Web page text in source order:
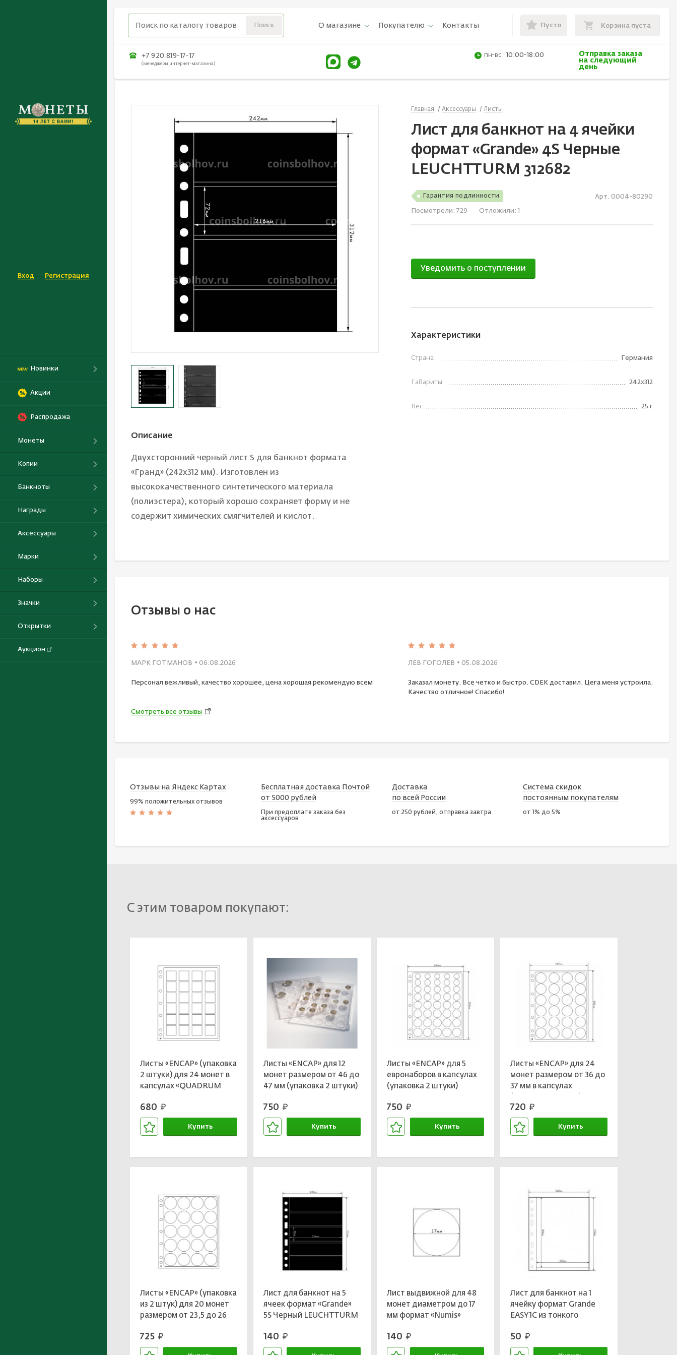
Вход Регистрация
Новинки
Акции
Распродажа
Монеты
Копии
Банкноты
Награды
Аксессуары
Марки
Наборы
Значки
Открытки
Аукцион
О магазине Покупателю Контакты Пусто Корзина пуста
+7 920 819-17-17
(менеджеры интернет-магазина)
пн-вс: 10:00-18:00
Отправка заказа
на следующий
день
Описание
Двухсторонний черный лист S для банкнот формата
«Гранд» (242х312 мм). Изготовлен из
высококачественного синтетического материала
(полиэстера), который хорошо сохраняет форму и не
содержит химических смягчителей и кислот.
Главная Аксессуары Листы
Лист для банкнот на 4 ячейки
формат «Grande» 4S Черные
LEUCHTTURM 312682
Гарантия подлинности Арт. 0004-80290
Посмотрели: 729 Отложили:
Уведомить о поступлении
Характеристики
Страна Германия
Габариты 242х312
Вес 25 г
Отзывы о нас
МАРК ГОТМАНОВ • 06.08.2026
Персонал вежливый, качество хорошее, цена хорошая рекомендую всем
ЛЕВ ГОГОЛЕВ • 05.08.2026
Заказал монету. Все четко и быстро. CDEK доставил. Цега меня устроила.
Качество отличное! Спасибо!
Смотреть все отзывы
Отзывы на Яндекс Картах
99% положительных отзывов
Бесплатная доставка Почтой
от 5000 рублей
При предоплате заказа без
аксессуаров
Доставка
по всей России
от 250 рублей, отправка завтра
Система скидок
постоянным покупателям
от 1% до 5%
С этим товаром покупают:
Листы «ENCAP» (упаковка
2 штуки) для 24 монет в
капсулах «QUADRUM
360060
680 руб.
Купить
Листы «ENCAP» для 12
монет размером от 46 до
47 мм (упаковка 2 штуки)
750 руб.
Купить
Листы «ENCAP» для 5
евронаборов в капсулах
(упаковка 2 штуки)
750 руб.
Купить
Листы «ENCAP» для 24
монет размером от 36 до
37 мм в капсулах
LEUCHTTURM 343214
720 руб.
Купить
Листы «ENCAP» (упаковка
из 2 штук) для 20 монет
размером от 23,5 до 26
LEUCHTTURM 343210
725 руб.
Лист для банкнот на 5
ячеек формат «Grande»
5S Черный LEUCHTTURM
140 руб.
Лист выдвижной для 48
монет диаметром до 17
мм формат «Numis»
140 руб.
Лист для банкнот на 1
ячейку формат Grande
EASY 1C из тонкого
LEUCHTTURM 358072
50 руб.